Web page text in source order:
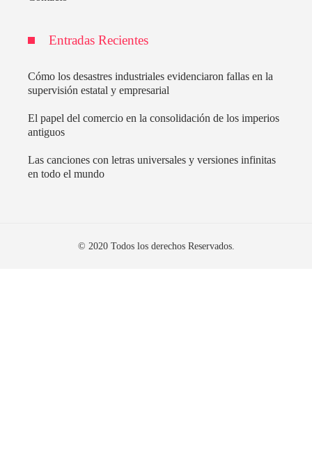
Entradas Recientes
Cómo los desastres industriales evidenciaron fallas en la
supervisión estatal y empresarial
El papel del comercio en la consolidación de los imperios
antiguos
Las canciones con letras universales y versiones infinitas
en todo el mundo
© 2020 Todos los derechos Reservados.